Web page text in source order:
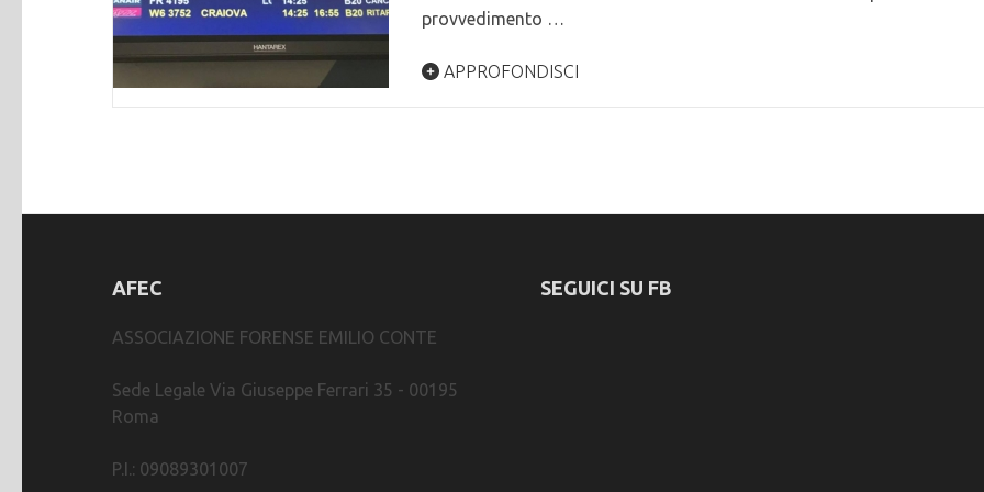
provvedimento …
APPROFONDISCI
AFEC
ASSOCIAZIONE FORENSE EMILIO CONTE
Sede Legale Via Giuseppe Ferrari 35 - 00195
Roma
P.I.: 09089301007
SEGUICI SU FB